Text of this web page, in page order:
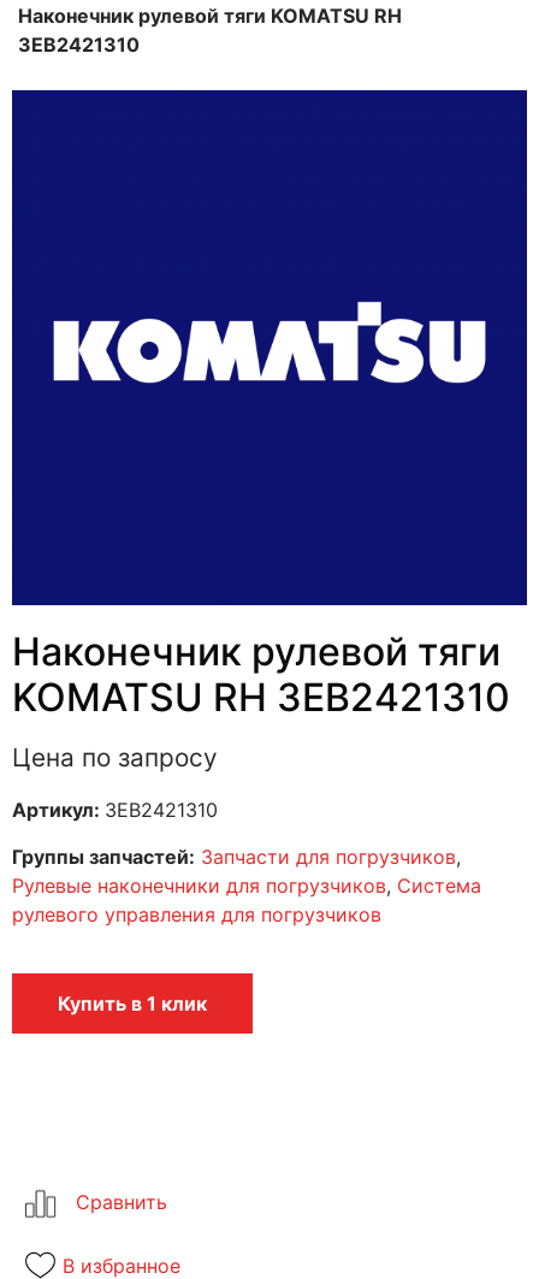
Наконечник рулевой тяги KOMATSU RH
3EB2421310
Наконечник рулевой тяги
KOMATSU RH 3EB2421310
Цена по запросу
Артикул: 3EB2421310
Группы запчастей: Запчасти для погрузчиков,
Рулевые наконечники для погрузчиков, Система
рулевого управления для погрузчиков
Купить в 1 клик
В избранное